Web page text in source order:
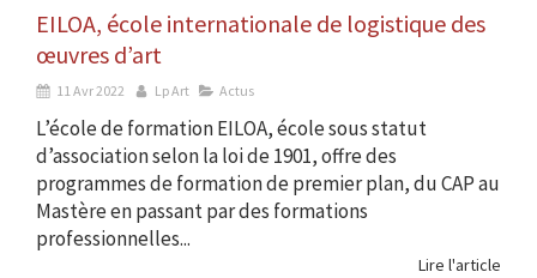
EILOA, école internationale de logistique des
œuvres d’art
11 Avr 2022 Lp Art Actus
L’école de formation EILOA, école sous statut
d’association selon la loi de 1901, offre des
programmes de formation de premier plan, du CAP au
Mastère en passant par des formations
professionnelles...
Lire l'article